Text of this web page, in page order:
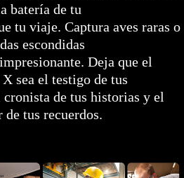
batería de tu
tu viaje. Captura aves raras o
escondidas
Deja que el
sea el testigo de tus
cronista de tus historias y el
de tus recuerdos.